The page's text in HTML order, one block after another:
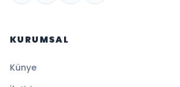
KURUMSAL
Künye